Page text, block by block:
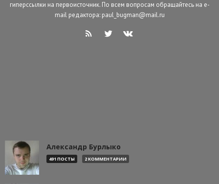
гиперссылки на первоисточник. По всем вопросам обращайтесь на e-
mail редактора: paul_bugman@mail.ru
Александр Бурлыко
491 ПОСТЫ 2 КОММЕНТАРИИ